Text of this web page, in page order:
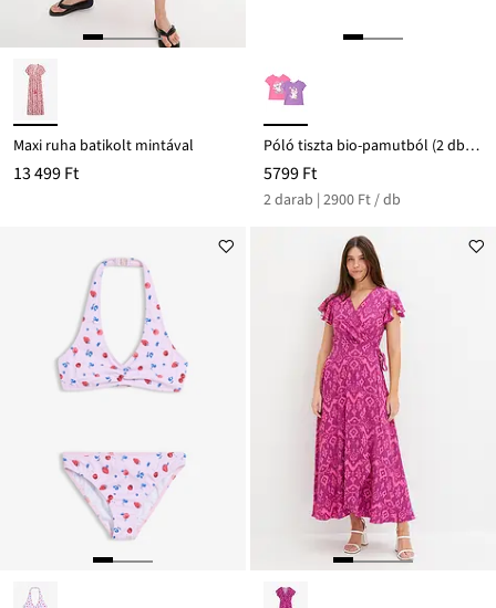
Maxi ruha batikolt mintával
13 499 Ft
Póló tiszta bio-pamutból (2 db-os csomag)
5799 Ft
2 darab | 2900 Ft / db